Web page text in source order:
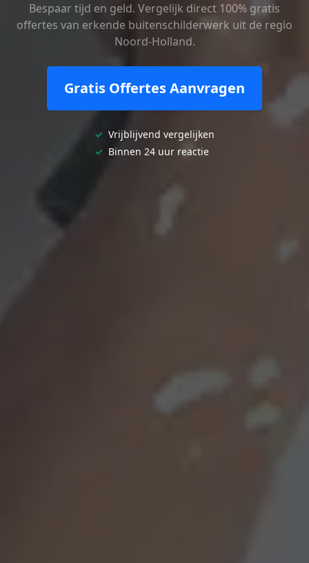
Bespaar tijd en geld. Vergelijk direct 100% gratis
offertes van erkende buitenschilderwerk uit de regio
Noord-Holland.
Gratis Offertes Aanvragen
✓ Vrijblijvend vergelijken
✓ Binnen 24 uur reactie